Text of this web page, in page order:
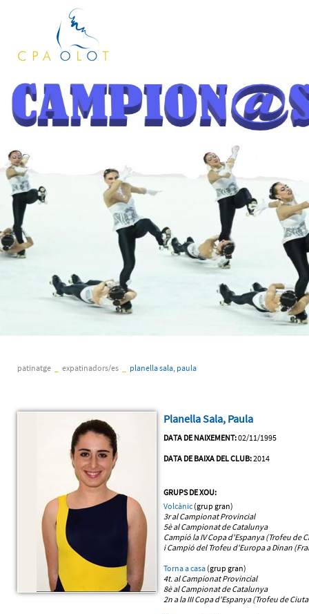
patinatge expatinadors/es planella sala, paula
Planella Sala, Paula
DATA DE NAIXEMENT:02/11/1995
DATA DE BAIXA DEL CLUB:2014
GRUPS DE XOU:
Volcànic(grup gran)
3r al Campionat Provincial
5è al Campionat de Catalunya
Campió la IV Copa d'Espanya (Trofeu de
i Campió del Trofeu d'Europa a Dinan
Torna a casa(grup gran)
4t. al Campionat Provincial
8è al Campionat de Catalunya
2n a la III Copa d'Espanya (Trofeu de